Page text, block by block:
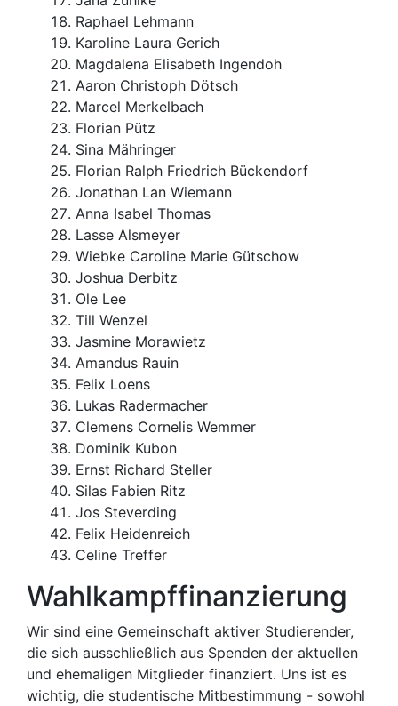
Raphael Lehmann
Karoline Laura Gerich
Magdalena Elisabeth Ingendoh
Aaron Christoph Dötsch
Marcel Merkelbach
Florian Pütz
Sina Mähringer
Florian Ralph Friedrich Bückendorf
Jonathan Lan Wiemann
Anna Isabel Thomas
Lasse Alsmeyer
Wiebke Caroline Marie Gütschow
Joshua Derbitz
Ole Lee
Till Wenzel
Jasmine Morawietz
Amandus Rauin
Felix Loens
Lukas Radermacher
Clemens Cornelis Wemmer
Dominik Kubon
Ernst Richard Steller
Silas Fabien Ritz
Jos Steverding
Felix Heidenreich
Celine Treffer
Wahlkampffinanzierung
Wir sind eine Gemeinschaft aktiver Studierender,
die sich ausschließlich aus Spenden der aktuellen
und ehemaligen Mitglieder finanziert. Uns ist es
wichtig, die studentische Mitbestimmung - sowohl